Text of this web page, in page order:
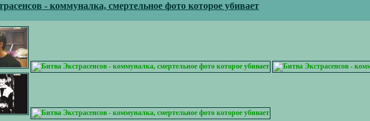
- коммуналка, смертельное фото которое убивает